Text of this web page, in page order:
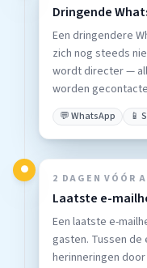
Dringende
Een dringendere
zich nog steeds
wordt directer —
worden
💬 WhatsApp 📱
●
2 DAGEN VÓÓR
Laatste e-
Een laatste e-
gasten. Tussen de
herinneringen